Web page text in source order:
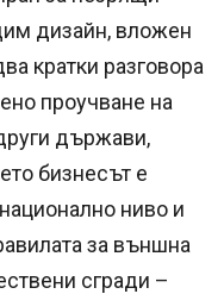
дизайн, вложен
кратки разговора
проучване на
държави,
бизнесът е
ниво и
за външна
сгради –